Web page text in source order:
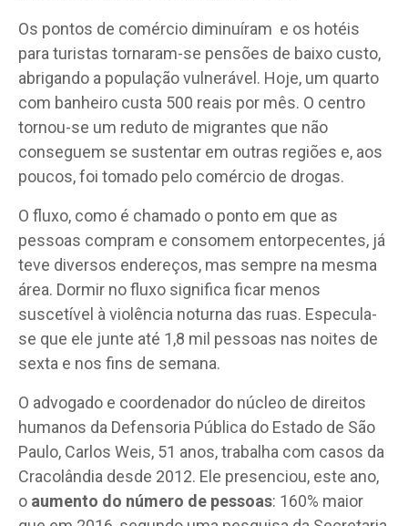
Os pontos de comércio diminuíram e os hotéis
para turistas tornaram-se pensões de baixo custo,
abrigando a população vulnerável. Hoje, um quarto
com banheiro custa 500 reais por mês. O centro
tornou-se um reduto de migrantes que não
conseguem se sustentar em outras regiões e, aos
poucos, foi tomado pelo comércio de drogas.
O fluxo, como é chamado o ponto em que as
pessoas compram e consomem entorpecentes, já
teve diversos endereços, mas sempre na mesma
área. Dormir no fluxo significa ficar menos
suscetível à violência noturna das ruas. Especula-
se que ele junte até 1,8 mil pessoas nas noites de
sexta e nos fins de semana.
O advogado e coordenador do núcleo de direitos
humanos da Defensoria Pública do Estado de São
Paulo, Carlos Weis, 51 anos, trabalha com casos da
Cracolândia desde 2012. Ele presenciou, este ano,
o aumento do número de pessoas: 160% maior